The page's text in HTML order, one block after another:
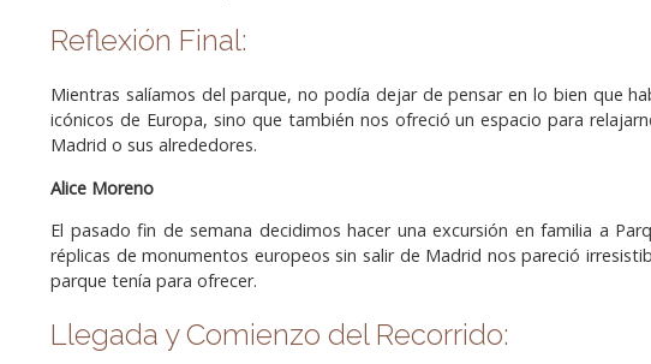
Reflexión Final:
Mientras salíamos del parque, no podía dejar de pensar en lo bien que
icónicos de Europa, sino que también nos ofreció un espacio para
Madrid o sus alrededores.
Alice Moreno
El pasado fin de semana decidimos hacer una excursión en familia a
réplicas de monumentos europeos sin salir de Madrid nos pareció
parque tenía para ofrecer.
Llegada y Comienzo del Recorrido: